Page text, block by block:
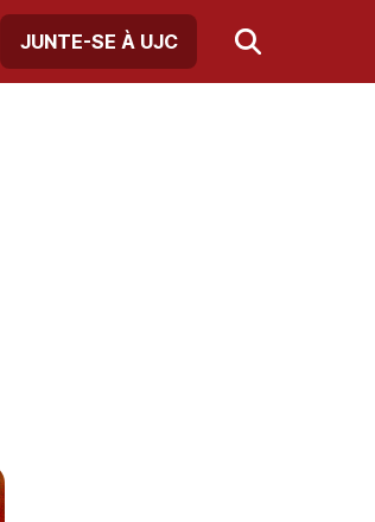
JUNTE-SE À UJC